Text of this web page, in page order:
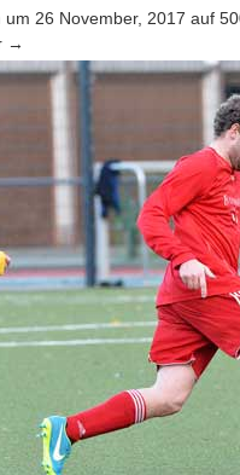
um 26 November, 2017 auf
→